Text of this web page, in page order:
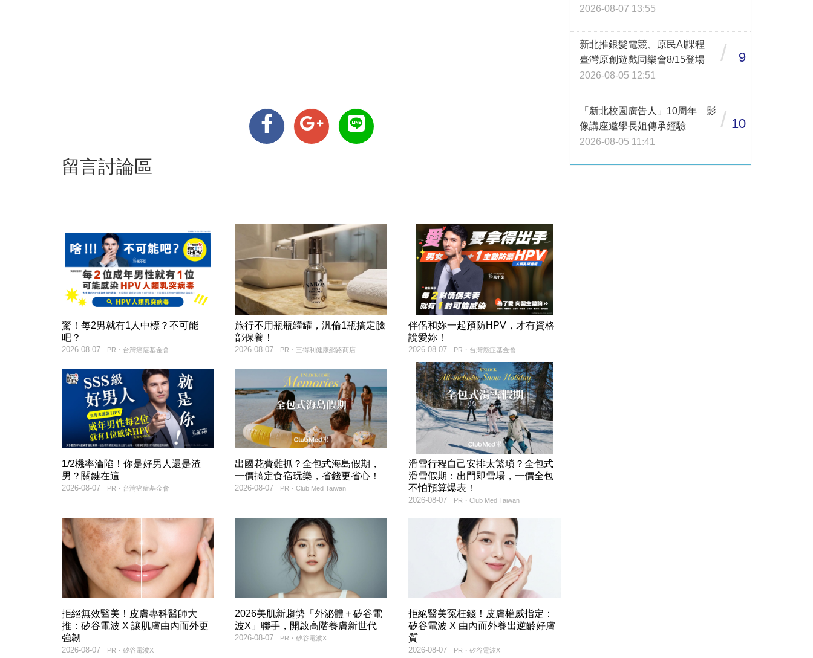
留言討論區
驚！每2男就有1人中標？不可能
吧？
PR・台灣癌症基金會
2026-08-07
旅行不用瓶瓶罐罐，汎倫1瓶搞定臉
部保養！
PR・三得利健康網路商店
2026-08-07
伴侶和妳一起預防HPV，才有資格
說愛妳！
PR・台灣癌症基金會
2026-08-07
1/2機率淪陷！你是好男人還是渣
男？關鍵在這
PR・台灣癌症基金會
2026-08-07
出國花費難抓？全包式海島假期，
一價搞定食宿玩樂，省錢更省心！
PR・Club Med Taiwan
2026-08-07
滑雪行程自己安排太繁瑣？全包式
滑雪假期：出門即雪場，一價全包
不怕預算爆表！
PR・Club Med Taiwan
2026-08-07
拒絕無效醫美！皮膚專科醫師大
推：矽谷電波 X 讓肌膚由內而外更
強韌
PR・矽谷電波X
2026-08-07
2026美肌新趨勢「外泌體＋矽谷電
波X」聯手，開啟高階養膚新世代
PR・矽谷電波X
2026-08-07
拒絕醫美冤枉錢！皮膚權威指定：
矽谷電波 X 由內而外養出逆齡好膚
質
PR・矽谷電波X
2026-08-07
2026-08-07 13:55
新北推銀髮電競、原民AI課程
臺灣原創遊戲同樂會8/15登場
2026-08-05 12:51
/ 9
「新北校園廣告人」10周年 影
像講座邀學長姐傳承經驗
2026-08-05 11:41
/ 10